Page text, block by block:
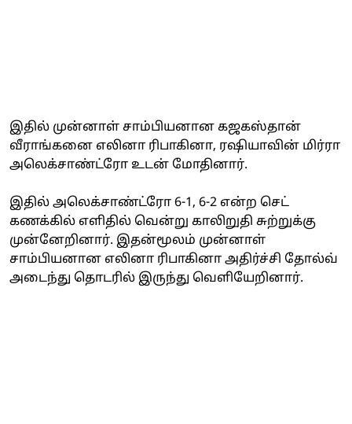
இதில் முன்னாள் சாம்பியனான கஜகஸ்தான்
வீராங்கனை எலினா ரிபாகினா, ரஷியாவின் மிர்ரா
அலெக்சாண்ட்ரோ உடன் மோதினார்.
இதில் அலெக்சாண்ட்ரோ 6-1, 6-2 என்ற செட்
கணக்கில் எளிதில் வென்று காலிறுதி சுற்றுக்கு
முன்னேறினார். இதன்மூலம் முன்னாள்
சாம்பியனான எலினா ரிபாகினா அதிர்ச்சி தோல்வ்
அடைந்து தொடரில் இருந்து வெளியேறினார்.